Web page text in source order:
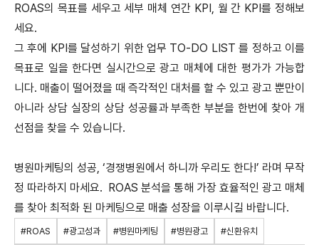
ROAS의 목표를 세우고 세부 매체 연간 KPI, 월 간 KPI를 정해보
세요.
그 후에 KPI를 달성하기 위한 업무 TO-DO LIST 를 정하고 이를
목표로 일을 한다면 실시간으로 광고 매체에 대한 평가가 가능합
니다. 매출이 떨어졌을 때 즉각적인 대처를 할 수 있고 광고 뿐만이
아니라 상담 실장의 상담 성공률과 부족한 부분을 한번에 찾아 개
선점을 찾을 수 있습니다.
병원마케팅의 성공, ‘경쟁병원에서 하니까 우리도 한다!’ 라며 무작
정 따라하지 마세요. ROAS 분석을 통해 가장 효율적인 광고 매체
를 찾아 최적화 된 마케팅으로 매출 성장을 이루시길 바랍니다.
#ROAS #광고성과 #병원마케팅 #병원광고 #신환유치